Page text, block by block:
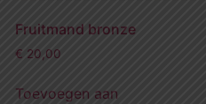
Fruitmand bronze
€ 20,00
Toevoegen aan